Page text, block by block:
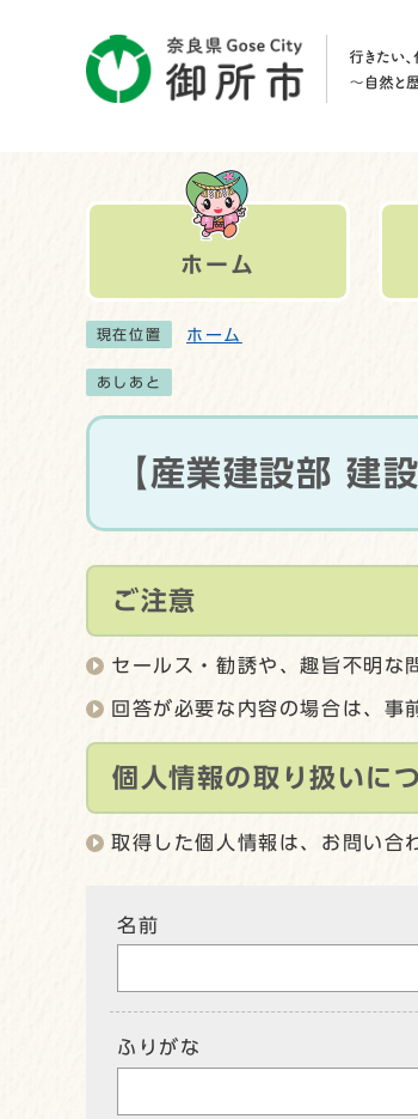
ホーム
現在位置 ホーム
あしあと
【産業建設部 建
ご注意
セールス・勧誘や、趣旨不明な
回答が必要な内容の場合は、
個人情報の取り扱いに
取得した個人情報は、お問い合
名前
ふりがな